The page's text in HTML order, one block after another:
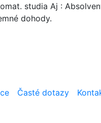
studia Aj :
dohody.
Časté dotazy